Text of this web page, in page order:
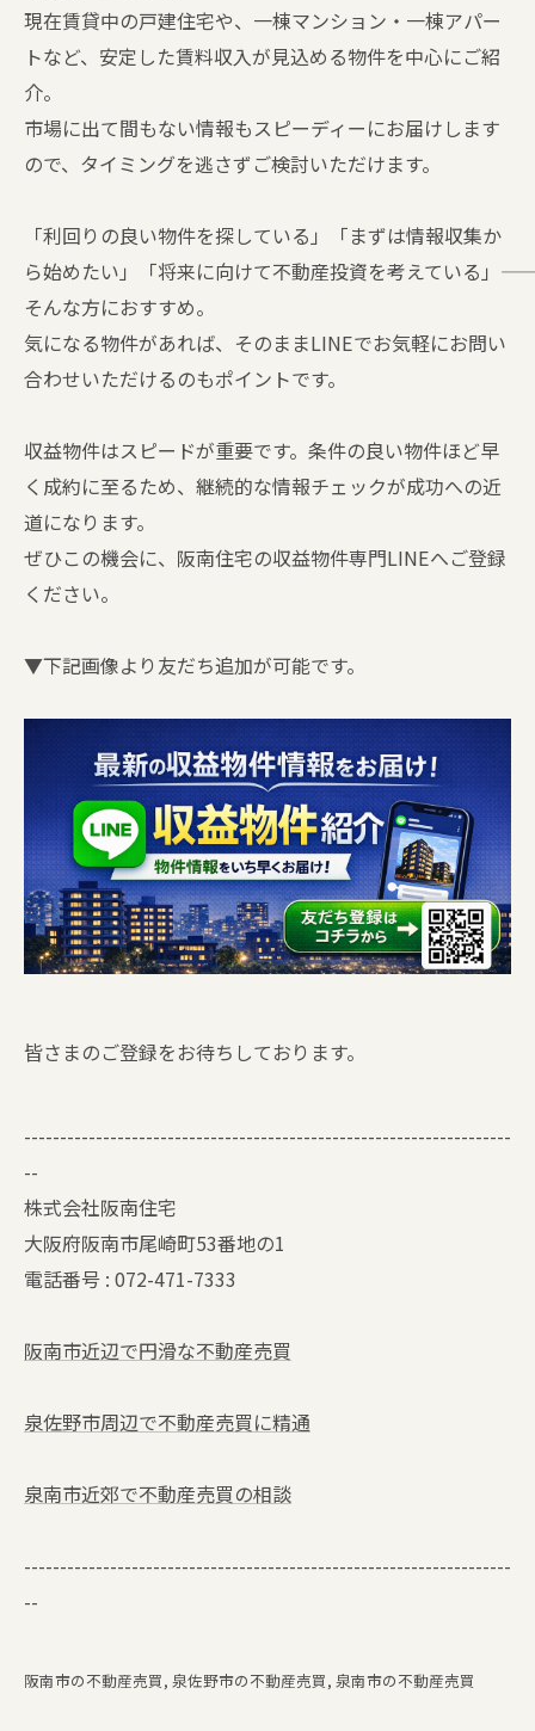
現在賃貸中の戸建住宅や、一棟マンション・一棟アパー
トなど、安定した賃料収入が見込める物件を中心にご紹
介。
市場に出て間もない情報もスピーディーにお届けします
ので、タイミングを逃さずご検討いただけます。
「利回りの良い物件を探している」「まずは情報収集か
ら始めたい」「将来に向けて不動産投資を考えている」――
そんな方におすすめ。
気になる物件があれば、そのままLINEでお気軽にお問い
合わせいただけるのもポイントです。
収益物件はスピードが重要です。条件の良い物件ほど早
く成約に至るため、継続的な情報チェックが成功への近
道になります。
ぜひこの機会に、阪南住宅の収益物件専門LINEへご登録
ください。
▼下記画像より友だち追加が可能です。
皆さまのご登録をお待ちしております。
--------------------------------------------------------------------
--
株式会社阪南住宅
大阪府阪南市尾崎町53番地の1
電話番号 : 072-471-7333
阪南市近辺で円滑な不動産売買
泉佐野市周辺で不動産売買に精通
泉南市近郊で不動産売買の相談
--------------------------------------------------------------------
--
阪南市の不動産売買 泉佐野市の不動産売買 泉南市の不動産売買